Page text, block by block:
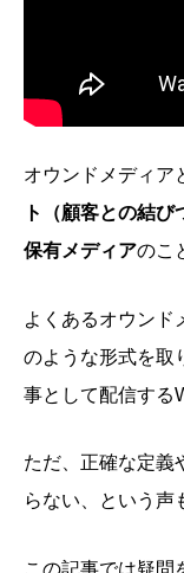
オウンドメディア
ト（顧客との結
保有メディアのこ
よくあるオウンド
のような形式を取
事として配信する
ただ、正確な定義
らない、という声
この記事では疑問